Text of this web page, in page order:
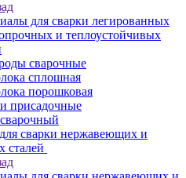
для сварки легированных
и теплоустойчивых
сварочные
сплошная
порошковая
присадочные
сварки нержавеющих и
сталей